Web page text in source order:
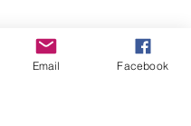
Email Facebook